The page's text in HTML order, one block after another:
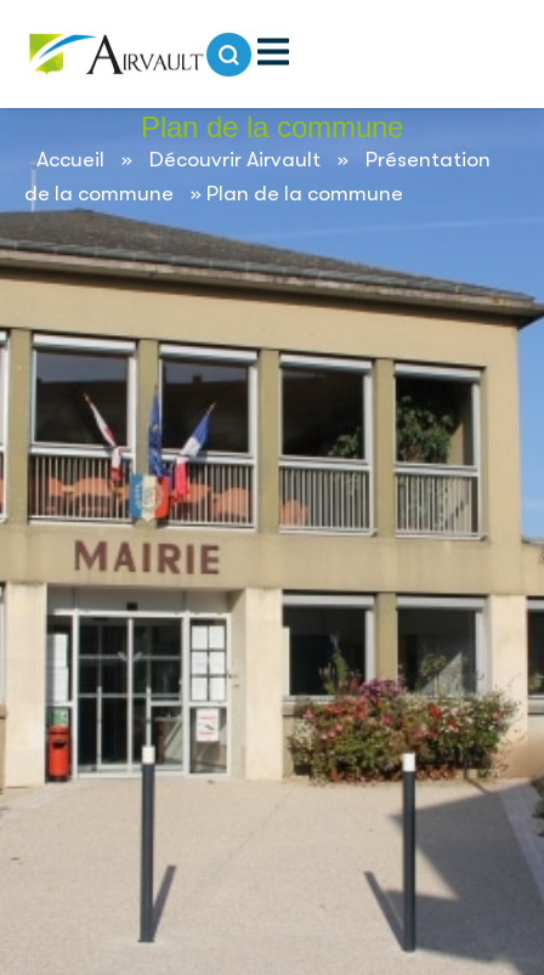
Plan de la commune
Accueil » Découvrir Airvault »
Présentation
de la commune
» Plan de la commune